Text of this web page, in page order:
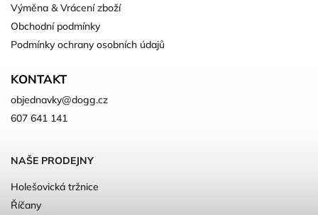
Výměna & Vrácení zboží
Obchodní podmínky
Podmínky ochrany osobních údajů
KONTAKT
objednavky@dogg.cz
607 641 141
NAŠE PRODEJNY
Holešovická tržnice
Říčany